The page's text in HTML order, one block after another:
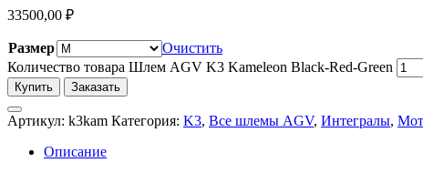
33500,00 ₽
Размер
Очистить
Количество товара Шлем AGV K3 Kameleon Black-Red-Green
Купить Заказать
Артикул: k3kam Категория: K3, Все шлемы AGV, Интегралы,
Описание